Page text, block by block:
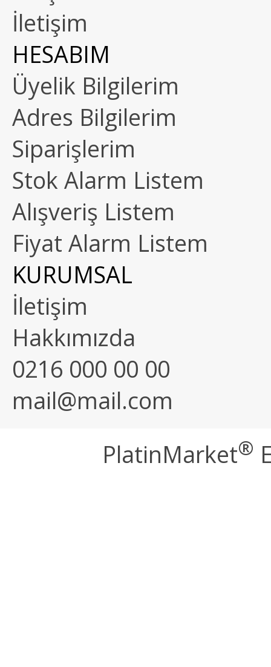
İletişim
HESABIM
Üyelik Bilgilerim
Adres Bilgilerim
Siparişlerim
Stok Alarm Listem
Alışveriş Listem
Fiyat Alarm Listem
KURUMSAL
İletişim
Hakkımızda
0216 000 00 00
mail@mail.com
PlatinMarket®